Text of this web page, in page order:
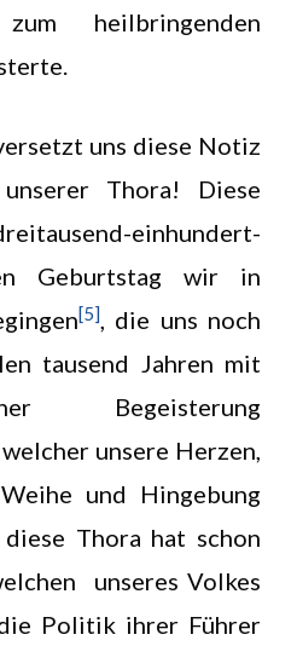
heilbringenden
uns diese Notiz
Thora! Diese
einhundert-
Geburtstag wir in
[5], die uns noch
tausend Jahren mit
Begeisterung
unsere Herzen,
und Hingebung
diese Thora hat schon
unseres Volkes
Politik ihrer Führer